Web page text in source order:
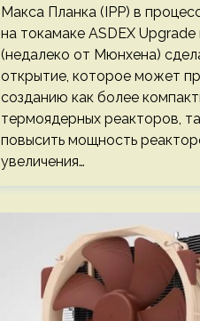
Макса Планка (IPP) в
на токамаке ASDEX Upgrade
(недалеко от Мюнхена)
открытие, которое может
созданию как более
термоядерных реакторов,
повысить мощность
увеличения…